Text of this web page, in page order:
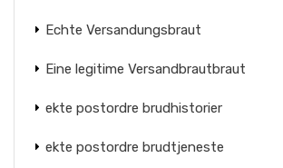
Echte Versandungsbraut
Eine legitime Versandbrautbraut
ekte postordre brudhistorier
ekte postordre brudtjeneste